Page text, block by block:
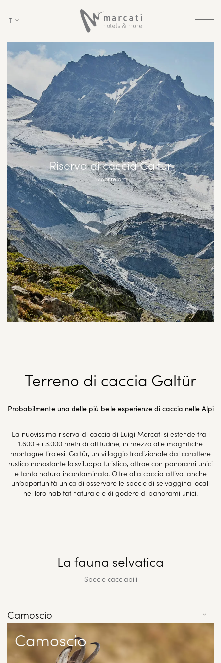
IT
Riserva di caccia Galtür
Scoprire ora
Terreno di caccia Galtür
Probabilmente una delle più belle esperienze di caccia nelle Alpi
La nuovissima riserva di caccia di Luigi Marcati si estende tra i
1.600 e i 3.000 metri di altitudine, in mezzo alle magnifiche
montagne tirolesi. Galtür, un villaggio tradizionale dal carattere
rustico nonostante lo sviluppo turistico, attrae con panorami unici
e tanta natura incontaminata. Oltre alla caccia attiva, anche
un’opportunità unica di osservare le specie di selvaggina locali
nel loro habitat naturale e di godere di panorami unici.
La fauna selvatica
Specie cacciabili
Camoscio
Camoscio